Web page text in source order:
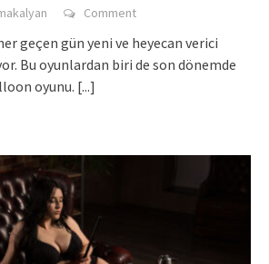
Comment
geçen gün yeni ve heyecan verici
Bu oyunlardan biri de son dönemde
oyunu. [...]